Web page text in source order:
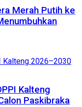
Merah Putih ke
Kalteng
Paskibraka